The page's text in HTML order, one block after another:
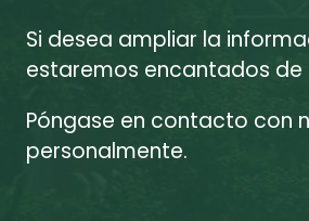
Si desea ampliar la
estaremos encantados de
Póngase en contacto con
personalmente.